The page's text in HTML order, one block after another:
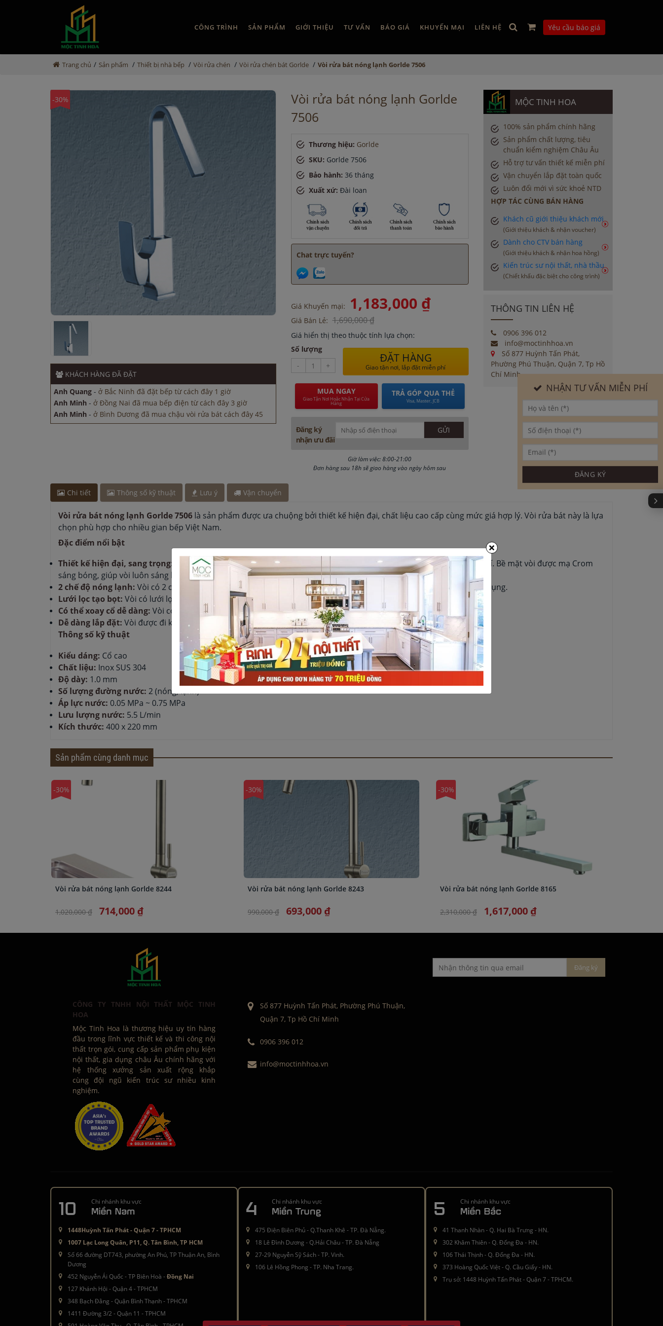
CÔNG TRÌNH SẢN PHẨM GIỚI THIỆU TƯ VẤN BÁO GIÁ KHUYẾN MẠI LIÊN HỆ Yêu cầu báo giá
Trang chủ / Sản phẩm / Thiết bị nhà bếp / Vòi rửa chén / Vòi rửa chén bát Gorlde / Vòi rửa bát nóng lạnh Gorlde 7506
-30%
KHÁCH HÀNG ĐÃ ĐẶT
Anh Minh
Anh Minh
phút
Anh Minh
ở Đồng Nai đã mua máy sấy bát cách đây 45 phút
Anh Hùng - ở Cần Thơ đã mua chậu vòi rửa bát cách đây 8 giờ
Anh Quang - ở Bắc Ninh đã đặt bếp từ cách đây 1 giờ
Anh Minh - ở Đồng Nai đã mua bếp điện từ cách đây 3 giờ
Anh Minh - ở Bình Dương đã mua chậu vòi rửa bát cách đây 45
phút
phút
Anh Minh-ở Đồng Nai đã mua máy sấy bát cách đây 45 phút
Vòi rửa bát nóng lạnh Gorlde
7506
Thương hiệu: Gorlde
SKU: Gorlde 7506
Bảo hành: 36 tháng
Xuất xứ: Đài loan
Chat trực tuyến?
Giá Khuyến mại: 1,183,000 ₫
Giá Bán Lẻ: 1,690,000 ₫
Giá hiển thị theo thuộc tính lựa chọn:
Số lượng
-
+
ĐẶT HÀNG
Giao tận nơi, lắp đặt miễn phí
MUA NGAY
Giao Tận Nơi Hoặc Nhận Tại Cửa
Hàng
TRẢ GÓP QUA THẺ
Visa, Master, JCB
Đăng ký
nhận ưu đãi
Giờ làm việc: 8:00-21:00
Đơn hàng sau 18h sẽ giao hàng vào ngày hôm sau
MỘC TINH HOA
100% sản phẩm chính hãng
Sản phẩm chất lượng, tiêu
chuẩn kiểm nghiệm Châu Âu
Hỗ trợ tư vấn thiết kế miễn phí
Vận chuyển lắp đặt toàn quốc
Luôn đổi mới vì sức khoẻ NTD
HỢP TÁC CÙNG BÁN HÀNG
Khách cũ giới thiệu khách mới
(Giới thiệu khách & nhận voucher)
Dành cho CTV bán hàng
(Giới thiệu khách & nhận hoa hồng)
Kiến trúc sư nội thất, nhà thầu
(Chiết khấu đặc biệt cho công trình)
THÔNG TIN LIÊN HỆ
0906 396 012
info@moctinhhoa.vn
Số 877 Huỳnh Tấn Phát,
Phường Phú Thuận, Quận 7, Tp Hồ
Chí Minh
Chi tiết Thông số kỹ thuật Lưu ý Vận chuyển
Vòi rửa bát nóng lạnh Gorlde 7506 là sản phẩm được ưa chuộng bởi thiết kế hiện đại, chất liệu cao cấp cùng mức giá hợp lý. Vòi rửa bát này là lựa
chọn phù hợp cho nhiều gian bếp Việt Nam.
Đặc điểm nổi bật
Thiết kế hiện đại, sang trọng:
Vòi có thiết kế cổ cao, xoay 360 độ giúp bạn dễ dàng thao tác rửa chén bát ở mọi vị trí. Bề mặt vòi được mạ Crom
sáng bóng, giúp vòi luôn sáng bóng và dễ dàng vệ sinh.
2 chế độ nóng lạnh: Vòi có 2 chế độ nóng lạnh giúp bạn dễ dàng điều chỉnh nhiệt độ nước phù hợp với nhu cầu sử dụng.
Lưới lọc tạo bọt: Vòi có lưới lọc tạo bọt giúp tiết kiệm nước và tạo ra dòng nước êm ái, không bị bắn.
Có thể xoay cổ dễ dàng: Vòi có thể xoay cổ dễ dàng giúp bạn thuận tiện cho việc sử dụng.
Dễ dàng lắp đặt: Vòi được đi kèm với đầy đủ phụ kiện và hướng dẫn lắp đặt, giúp bạn dễ dàng lắp đặt tại nhà.
Thông số kỹ thuật
Kiểu dáng: Cổ cao
Chất liệu: Inox SUS 304
Độ dày: 1.0 mm
Số lượng đường nước: 2 (nóng, lạnh)
Áp lực nước: 0.05 MPa ~ 0.75 MPa
Lưu lượng nước: 5.5 L/min
Kích thước: 400 x 220 mm
NHẬN TƯ VẤN MIỄN PHÍ
Sản phẩm cùng danh mục
-30%
Vòi rửa bát nóng lạnh Gorlde 8244
1,020,000 ₫ 714,000 ₫
-30%
Vòi rửa bát nóng lạnh Gorlde 8243
990,000 ₫ 693,000 ₫
-30%
Vòi rửa bát nóng lạnh Gorlde 8165
2,310,000 ₫ 1,617,000 ₫
CÔNG TY TNHH NỘI THẤT MỘC TINH
HOA
Mộc Tinh Hoa là thương hiệu uy tín hàng
đầu trong lĩnh vực thiết kế và thi công nội
thất trọn gói, cung cấp sản phẩm phụ kiện
nội thất, gia dụng châu Âu chính hãng với
hệ thống xưởng sản xuất rộng khắp
cùng đội ngũ kiến trúc sư nhiều kinh
nghiệm.
Số 877 Huỳnh Tấn Phát, Phường Phú Thuận,
Quận 7, Tp Hồ Chí Minh
0906 396 012
info@moctinhhoa.vn
10 Chi nhánh khu vực
Miền Nam
1448Huỳnh Tấn Phát - Quận 7 - TPHCM
1007 Lạc Long Quân, P11, Q. Tân Bình, TP HCM
Số 66 đường DT743, phường An Phú, TP Thuận An, Bình
Dương
452 Nguyễn Ái Quốc - TP Biên Hoà -Đồng Nai
127 Khánh Hội - Quận 4 - TPHCM
348 Bạch Đằng - Quận Bình Thạnh - TPHCM
1411 Đường 3/2 - Quận 11 - TPHCM
4 Chi nhánh khu vực
Miền Trung
475 Điện Biên Phủ - Q.Thanh Khê - TP. Đà Nẵng.
18 Lê Đình Dương - Q.Hải Châu - TP. Đà Nẵng
27-29 Nguyễn Sỹ Sách - TP. Vinh.
106 Lê Hồng Phong - TP. Nha Trang.
5 Chi nhánh khu vực
Miền Bắc
41 Thanh Nhàn - Q. Hai Bà Trưng - HN.
302 Khâm Thiên - Q. Đống Đa - HN.
106 Thái Thịnh - Q. Đống Đa - HN.
373 Hoàng Quốc Việt - Q. Cầu Giấy - HN.
Trụ sở: 1448 Huỳnh Tấn Phát - Quận 7 - TPHCM.
×